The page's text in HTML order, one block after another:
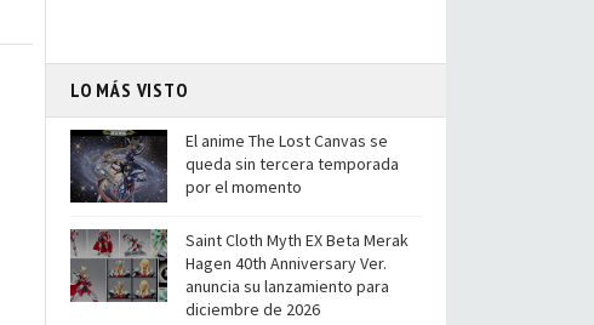
LO MÁS VISTO
El anime The Lost Canvas se
queda sin tercera temporada
por el momento
Saint Cloth Myth EX Beta Merak
Hagen 40th Anniversary Ver.
anuncia su lanzamiento para
diciembre de 2026